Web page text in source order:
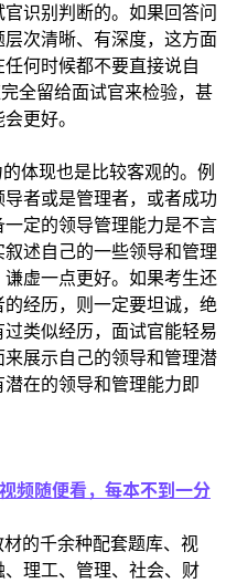
识别判断的。如果回答问
次清晰、有深度，这方面
何时候都不要直接说自
全留给面试官来检验，甚
更好。
现也是比较客观的。例
者或是管理者，或者成功
定的领导管理能力是不言
述自己的一些领导和管理
虚一点更好。如果考生还
经历，则一定要坦诚，绝
类似经历，面试官能轻易
展示自己的领导和管理潜
在的领导和管理能力即
频随便看，每本不到一分
的千余种配套题库、视
理工、管理、社会、财